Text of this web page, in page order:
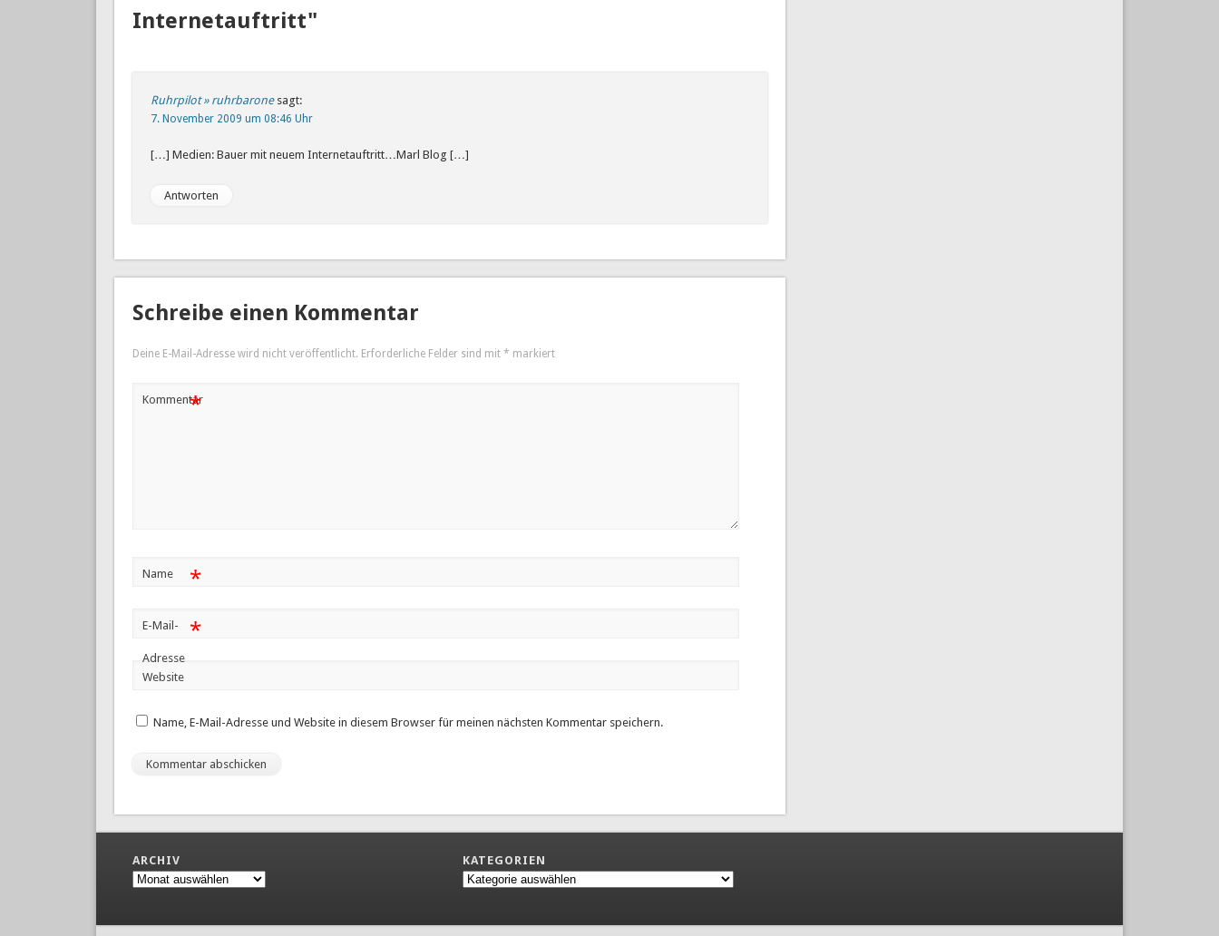
Internetauftritt"
Ruhrpilot » ruhrbarone sagt:
7. November 2009 um 08:46 Uhr
[…] Medien: Bauer mit neuem Internetauftritt…Marl Blog […]
Antworten
Schreibe einen Kommentar
Deine E-Mail-Adresse wird nicht veröffentlicht. Erforderliche Felder sind mit * markiert
Kommentar
*
Name *
E-Mail-
Adresse
*
Website
Name, E-Mail-Adresse und Website in diesem Browser für meinen nächsten Kommentar speichern.
ARCHIV
Archiv
KATEGORIEN
Kategorien